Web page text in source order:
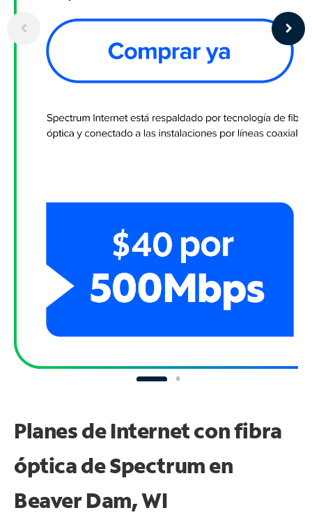
Planes de Internet con fibra
óptica de Spectrum en
Beaver Dam, WI